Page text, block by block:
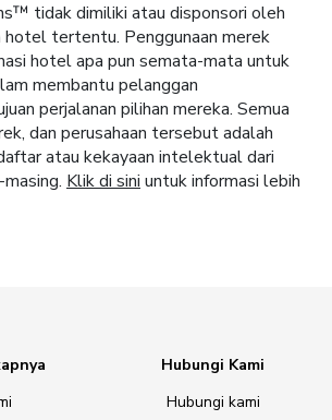
tidak dimiliki atau disponsori oleh
hotel tertentu. Penggunaan merek
hotel apa pun semata-mata untuk
membantu pelanggan
perjalanan pilihan mereka. Semua
dan perusahaan tersebut adalah
atau kekayaan intelektual dari
Klik di sini untuk informasi lebih
Hubungi Kami
Hubungi kami